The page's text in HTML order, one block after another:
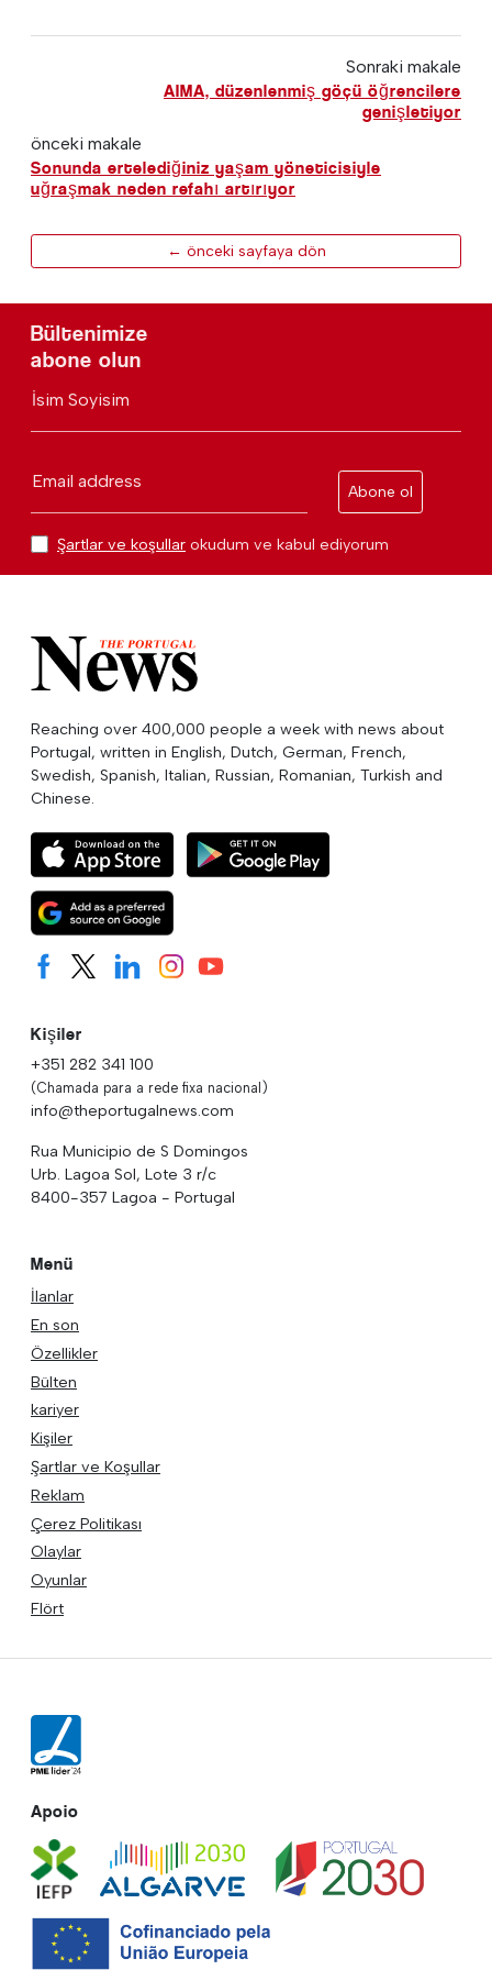
Sonraki makale
AIMA, düzenlenmiş göçü öğrencilere
genişletiyor
önceki makale
Sonunda ertelediğiniz yaşam yöneticisiyle
uğraşmak neden refahı artırıyor
← önceki sayfaya dön
Bültenimize
abone olun
İsim Soyisim
Email address
Abone ol
Şartlar ve koşullar okudum ve kabul ediyorum
Reaching over 400,000 people a week with news about
Portugal, written in English, Dutch, German, French,
Swedish, Spanish, Italian, Russian, Romanian, Turkish and
Chinese.
Kişiler
+351 282 341 100
(Chamada para a rede fixa nacional)
info@theportugalnews.com
Rua Municipio de S Domingos
Urb. Lagoa Sol, Lote 3 r/c
8400-357 Lagoa - Portugal
Menü
İlanlar
En son
Özellikler
Bülten
kariyer
Kişiler
Şartlar ve Koşullar
Reklam
Çerez Politikası
Olaylar
Oyunlar
Flört
Apoio